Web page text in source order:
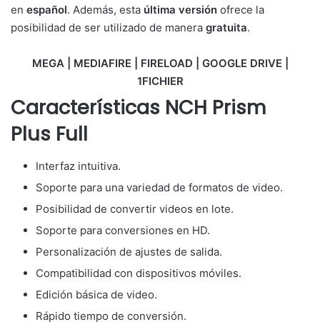
en español. Además, esta última versión ofrece la
posibilidad de ser utilizado de manera gratuita.
MEGA | MEDIAFIRE | FIRELOAD | GOOGLE DRIVE |
1FICHIER
Características NCH Prism
Plus Full
Interfaz intuitiva.
Soporte para una variedad de formatos de video.
Posibilidad de convertir videos en lote.
Soporte para conversiones en HD.
Personalización de ajustes de salida.
Compatibilidad con dispositivos móviles.
Edición básica de video.
Rápido tiempo de conversión.